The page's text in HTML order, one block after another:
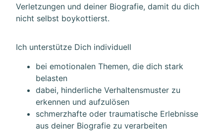
Verletzungen und deiner Biografie, damit du dich
nicht selbst boykottierst.
Ich unterstütze Dich individuell
bei emotionalen Themen, die dich stark
belasten
dabei, hinderliche Verhaltensmuster zu
erkennen und aufzulösen
schmerzhafte oder traumatische Erlebnisse
aus deiner Biografie zu verarbeiten